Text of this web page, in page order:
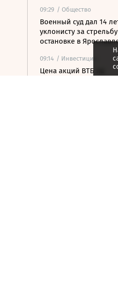
09:29 / Общество
Военный суд дал 14
уклонисту за
остановке в
09:14 / Инвестиции
Цена акций ВТБ на